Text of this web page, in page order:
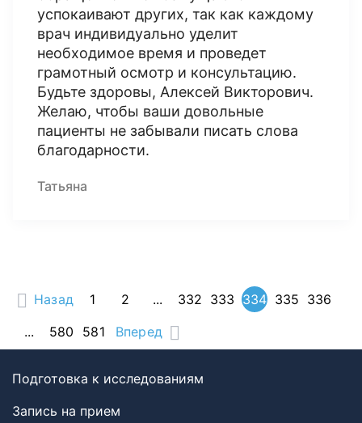
успокаивают других, так как каждому
врач индивидуально уделит
необходимое время и проведет
грамотный осмотр и консультацию.
Будьте здоровы, Алексей Викторович.
Желаю, чтобы ваши довольные
пациенты не забывали писать слова
благодарности.
Татьяна
Назад 1 2 ... 332 333 334 335 336
...
580 581 Вперед
Подготовка к исследованиям
Запись на прием